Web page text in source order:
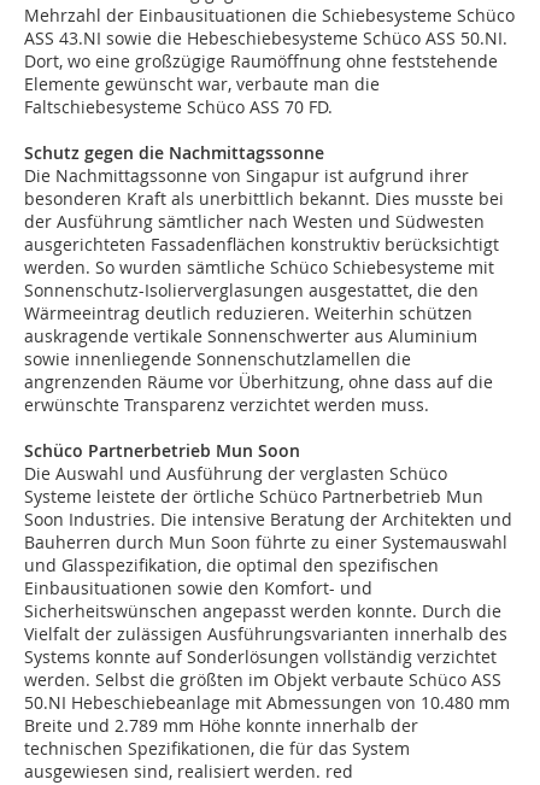
Mehrzahl der Einbausituationen die Schiebesysteme Schüco
ASS 43.NI sowie die Hebeschiebesysteme Schüco ASS 50.NI.
Dort, wo eine großzügige Raumöffnung ohne feststehende
Elemente gewünscht war, verbaute man die
Faltschiebesysteme Schüco ASS 70 FD.
Schutz gegen die Nachmittagssonne
Die Nachmittagssonne von Singapur ist aufgrund ihrer
besonderen Kraft als unerbittlich bekannt. Dies musste bei
der Ausführung sämtlicher nach Westen und Südwesten
ausgerichteten Fassadenflächen konstruktiv berücksichtigt
werden. So wurden sämtliche Schüco Schiebesysteme mit
Sonnenschutz-Isolierverglasungen ausgestattet, die den
Wärmeeintrag deutlich reduzieren. Weiterhin schützen
auskragende vertikale Sonnenschwerter aus Aluminium
sowie innenliegende Sonnenschutzlamellen die
angrenzenden Räume vor Überhitzung, ohne dass auf die
erwünschte Transparenz verzichtet werden muss.
Schüco Partnerbetrieb Mun Soon
Die Auswahl und Ausführung der verglasten Schüco
Systeme leistete der örtliche Schüco Partnerbetrieb Mun
Soon Industries. Die intensive Beratung der Architekten und
Bauherren durch Mun Soon führte zu einer Systemauswahl
und Glasspezifikation, die optimal den spezifischen
Einbausituationen sowie den Komfort- und
Sicherheitswünschen angepasst werden konnte. Durch die
Vielfalt der zulässigen Ausführungsvarianten innerhalb des
Systems konnte auf Sonderlösungen vollständig verzichtet
werden. Selbst die größten im Objekt verbaute Schüco ASS
50.NI Hebeschiebeanlage mit Abmessungen von 10.480 mm
Breite und 2.789 mm Höhe konnte innerhalb der
technischen Spezifikationen, die für das System
ausgewiesen sind, realisiert werden. red